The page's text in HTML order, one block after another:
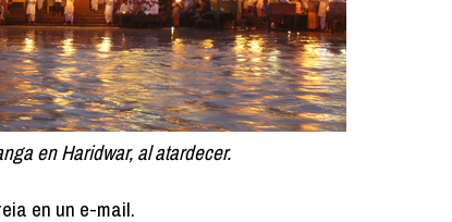
en Haridwar, al atardecer.
en un e-mail.